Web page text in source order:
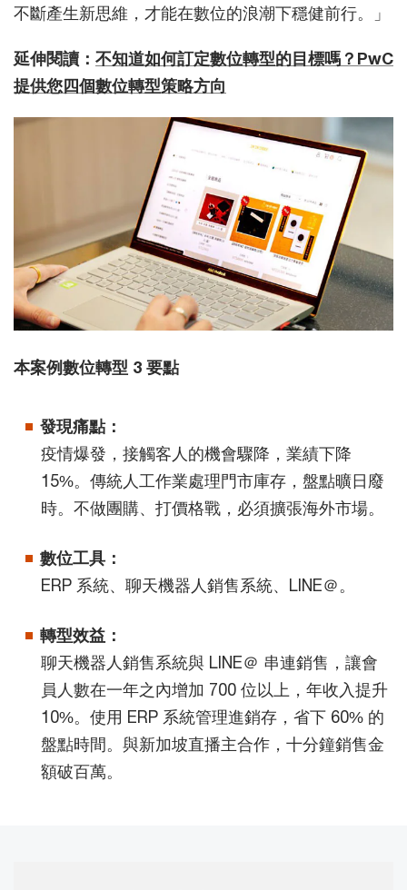
不斷產生新思維，才能在數位的浪潮下穩健前行。」
延伸閱讀： 不知道如何訂定數位轉型的目標嗎？PwC
提供您四個數位轉型策略方向
本案例數位轉型 3 要點
發現痛點：
疫情爆發，接觸客人的機會驟降，業績下降
15%。傳統人工作業處理門市庫存，盤點曠日廢
時。不做團購、打價格戰，必須擴張海外市場。
數位工具：
ERP 系統、聊天機器人銷售系統、LINE＠。
轉型效益：
聊天機器人銷售系統與 LINE＠ 串連銷售，讓會
員人數在一年之內增加 700 位以上，年收入提升
10%。使用 ERP 系統管理進銷存，省下 60% 的
盤點時間。與新加坡直播主合作，十分鐘銷售金
額破百萬。